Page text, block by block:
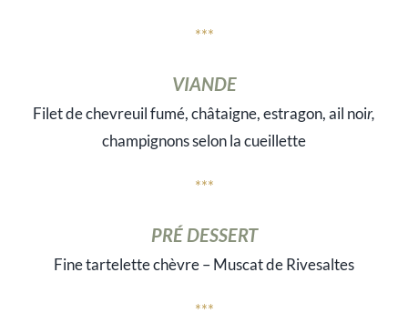
***
VIANDE
Filet de chevreuil fumé, châtaigne, estragon, ail noir,
champignons selon la cueillette
***
PRÉ DESSERT
Fine tartelette chèvre –Muscat de Rivesaltes
***